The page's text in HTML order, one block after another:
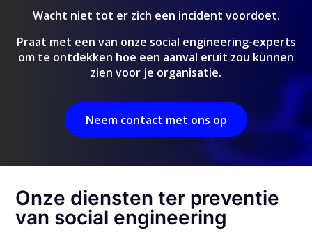
Wacht niet tot er zich een incident voordoet.
Praat met een van onze social engineering-experts
om te ontdekken hoe een aanval eruit zou kunnen
zien voor je organisatie.
Neem contact met ons op
Onze diensten ter preventie
van social engineering